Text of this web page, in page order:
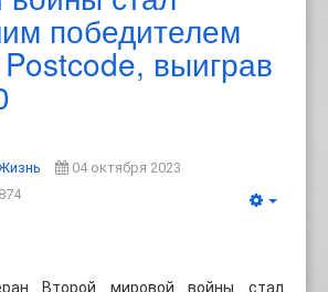
победителем
выиграв
04 октября 2023
Второй мировой войны стал